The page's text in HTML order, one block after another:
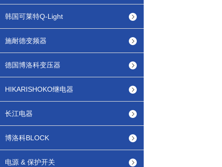
韩国可莱特Q-Light
施耐德变频器
德国博洛科变压器
HIKARISHOKO继电器
长江电器
博洛科BLOCK
电源 & 保护开关